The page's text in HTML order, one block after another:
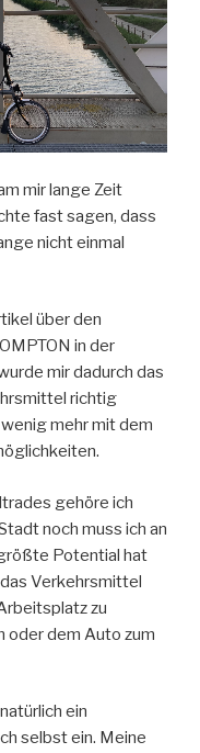
mir lange Zeit
fast sagen, dass
nicht einmal
über den
in der
mir dadurch das
richtig
mehr mit dem
gehöre ich
noch muss ich an
Potential hat
Verkehrsmittel
zu
oder dem Auto zum
ein
selbst ein. Meine